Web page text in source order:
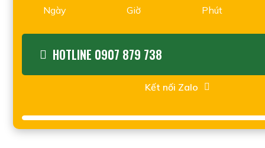
Ngày Giờ Phút
HOTLINE 0907 879 738
Kết nối Zalo